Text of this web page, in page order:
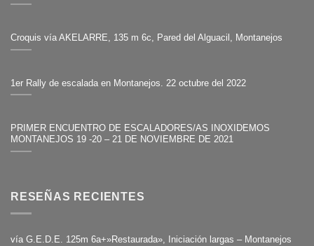
Croquis vía AKELARRE, 135 m 6c, Pared del Alguacil, Montanejos
1er Rally de escalada en Montanejos. 22 octubre del 2022
PRIMER ENCUENTRO DE ESCALADORES/AS INOXIDEMOS
MONTANEJOS 19 -20 – 21 DE NOVIEMBRE DE 2021
RESEÑAS RECIENTES
vía G.E.D.E. 125m 6a+»Restaurada», Iniciación largas – Montanejos